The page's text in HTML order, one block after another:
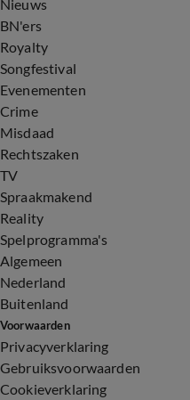
Nieuws
BN'ers
Royalty
Songfestival
Evenementen
Crime
Misdaad
Rechtszaken
TV
Spraakmakend
Reality
Spelprogramma's
Algemeen
Nederland
Buitenland
Voorwaarden
Privacyverklaring
Gebruiksvoorwaarden
Cookieverklaring